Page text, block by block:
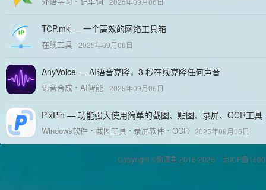
TCP.mk — 一个高效的网络工具箱
在线工具 2025年09月06日
AnyVoice — AI语音克隆，3 秒在线克隆任何声音
语音合成 AI智能 2025年09月06日
PixPin — 功能强大使用简单的截图、贴图、录屏、OCR工具
Windows软件 截图工具 录屏软件 OCR 2025年09月06日
Copyright ©偷渡鱼 2016-2026 京ICP备